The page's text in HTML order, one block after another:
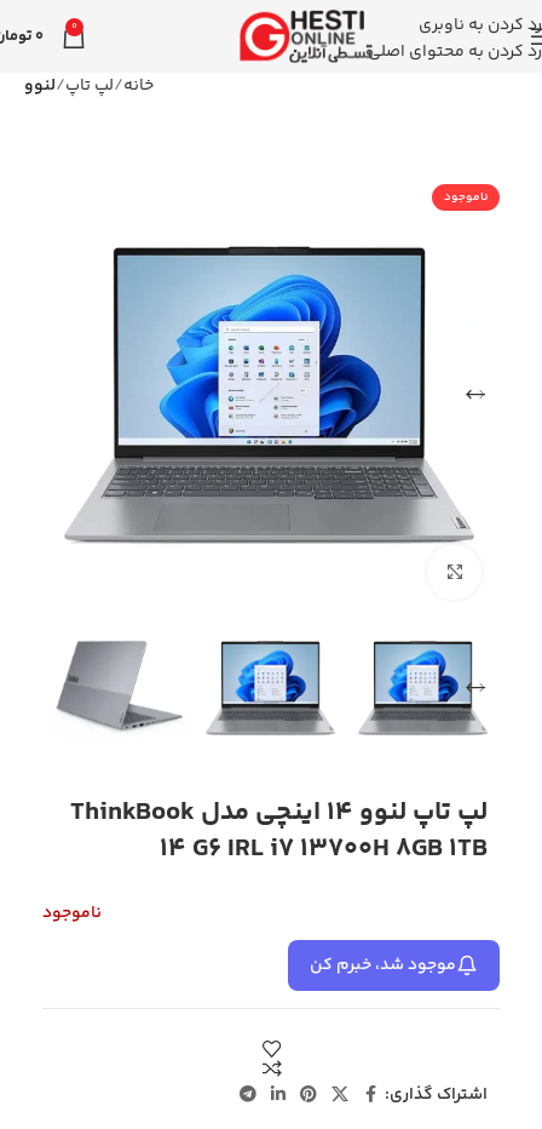
رد کردن به ناوبری
رد کردن به محتوای اصلی
0
0
خانه لپ تاپ لنوو
ناموجود
لپ تاپ لنوو 14 اینچی مدل ThinkBook
14 G6 IRL i7 13700H 8GB 1TB
ناموجود
موجود شد، خبرم کن
اشتراک گذاری: